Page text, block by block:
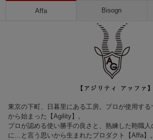
Affa Bisogn
東京の下町、日暮里にある工房。プロが使用す
から始まった【Agility】。
プロが認める使い勝手の良さと、熟練した鞄職
に…と言う思いから生まれたプロダクト【Affa】。